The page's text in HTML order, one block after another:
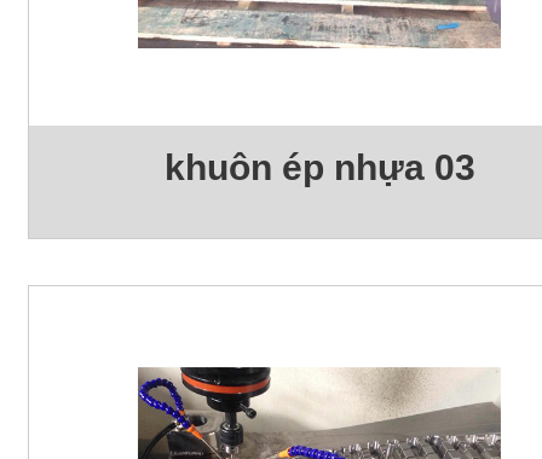
khuôn ép nhựa 03